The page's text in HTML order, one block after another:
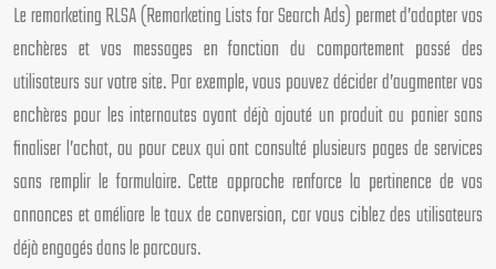
Le remarketing RLSA (Remarketing Lists for Search Ads) permet d’adapter vos
enchères et vos messages en fonction du comportement passé des
utilisateurs sur votre site. Par exemple, vous pouvez décider d’augmenter vos
enchères pour les internautes ayant déjà ajouté un produit au panier sans
finaliser l’achat, ou pour ceux qui ont consulté plusieurs pages de services
sans remplir le formulaire. Cette approche renforce la pertinence de vos
annonces et améliore le taux de conversion, car vous ciblez des utilisateurs
déjà engagés dans le parcours.